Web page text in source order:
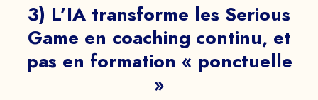
3) L’IA transforme les Serious
Game en coaching continu, et
pas en formation « ponctuelle
»